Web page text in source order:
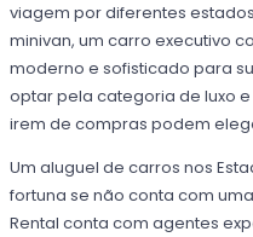
viagem por diferentes
minivan, um carro executivo
moderno e sofisticado para
optar pela categoria de luxo
irem de compras podem
Um aluguel de carros nos
fortuna se não conta com
Rental conta com agentes